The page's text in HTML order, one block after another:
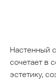
Настенный
сочетает в
эстетику,